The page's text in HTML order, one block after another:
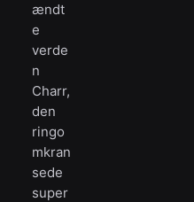
ændt
e
verde
n
Charr,
den
ringo
mkran
sede
super